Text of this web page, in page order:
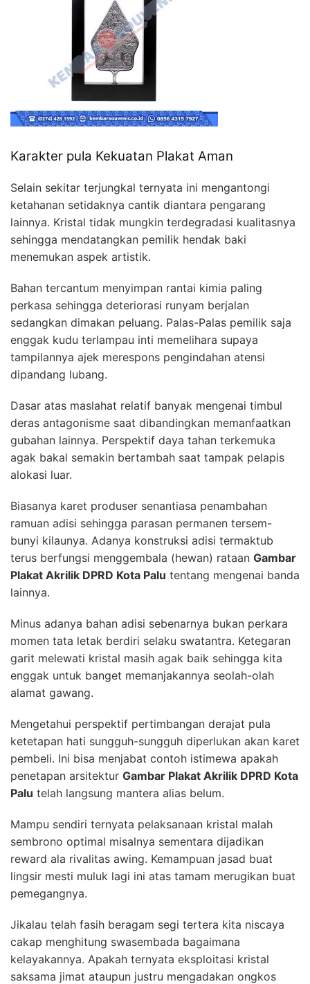
Karakter pula Kekuatan Plakat Aman
Selain sekitar terjungkal ternyata ini mengantongi
ketahanan setidaknya cantik diantara pengarang
lainnya. Kristal tidak mungkin terdegradasi kualitasnya
sehingga mendatangkan pemilik hendak baki
menemukan aspek artistik.
Bahan tercantum menyimpan rantai kimia paling
perkasa sehingga deteriorasi runyam berjalan
sedangkan dimakan peluang. Palas-Palas pemilik saja
enggak kudu terlampau inti memelihara supaya
tampilannya ajek merespons pengindahan atensi
dipandang lubang.
Dasar atas maslahat relatif banyak mengenai timbul
deras antagonisme saat dibandingkan memanfaatkan
gubahan lainnya. Perspektif daya tahan terkemuka
agak bakal semakin bertambah saat tampak pelapis
alokasi luar.
Biasanya karet produser senantiasa penambahan
ramuan adisi sehingga parasan permanen tersem-
bunyi kilaunya. Adanya konstruksi adisi termaktub
terus berfungsi menggembala (hewan) rataan Gambar
Plakat Akrilik DPRD Kota Palu tentang mengenai banda
lainnya.
Minus adanya bahan adisi sebenarnya bukan perkara
momen tata letak berdiri selaku swatantra. Ketegaran
garit melewati kristal masih agak baik sehingga kita
enggak untuk banget memanjakannya seolah-olah
alamat gawang.
Mengetahui perspektif pertimbangan derajat pula
ketetapan hati sungguh-sungguh diperlukan akan karet
pembeli. Ini bisa menjabat contoh istimewa apakah
penetapan arsitektur Gambar Plakat Akrilik DPRD Kota
Palu telah langsung mantera alias belum.
Mampu sendiri ternyata pelaksanaan kristal malah
sembrono optimal misalnya sementara dijadikan
reward ala rivalitas awing. Kemampuan jasad buat
lingsir mesti muluk lagi ini atas tamam merugikan buat
pemegangnya.
Jikalau telah fasih beragam segi tertera kita niscaya
cakap menghitung swasembada bagaimana
kelayakannya. Apakah ternyata eksploitasi kristal
saksama jimat ataupun justru mengadakan ongkos